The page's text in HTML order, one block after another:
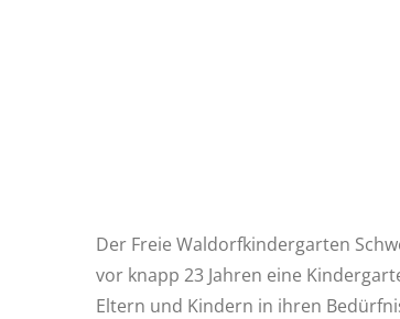
Der Freie Waldorfkindergarten
vor knapp 23 Jahren eine
Eltern und Kindern in ihren